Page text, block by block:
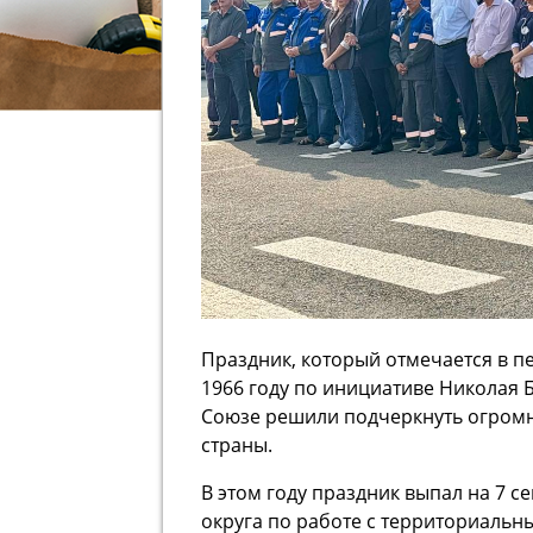
Праздник, который отмечается в
1966 году по инициативе
Союзе решили подчеркнуть
страны.
В этом году праздник выпал на 7
округа по работе с